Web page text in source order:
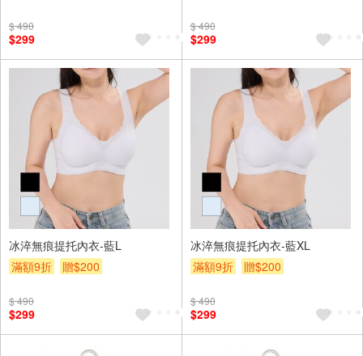
$ 490
$299
$ 490
$299
冰淬無痕提托內衣-藍L
滿額9折
贈$200
$ 490
$299
冰淬無痕提托內衣-藍XL
滿額9折
贈$200
$ 490
$299